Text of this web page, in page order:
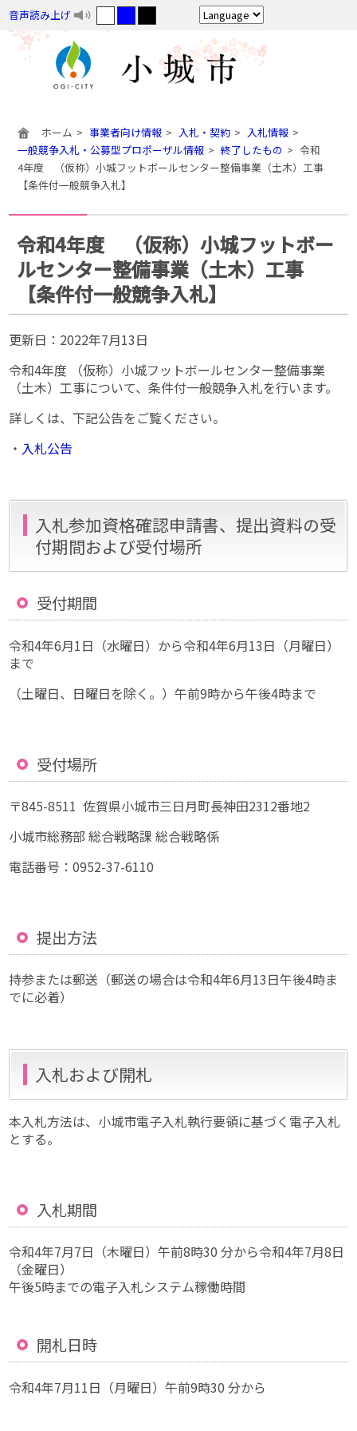
音声読み上げ
ホーム 事業者向け情報 入札・契約
入札情報
一般競争入札・公募型プロポーザル情報
終了したもの
令和
4年度 （仮称）小城フットボールセンター整備事業（土木）工事
【条件付一般競争入札】
令和4年度 （仮称）小城フットボー
ルセンター整備事業（土木）工事
【条件付一般競争入札】
更新日： 2022年7月13日
令和4年度 （仮称）小城フットボールセンター整備事業
（土木）工事について、条件付一般競争入札を行います。
詳しくは、下記公告をご覧ください。
・ 入札公告
入札参加資格確認申請書、提出資料の受
付期間および受付場所
受付期間
令和4年6月1日（水曜日）から令和4年6月13日（月曜日）
まで
（土曜日、日曜日を除く。）午前9時から午後4時まで
受付場所
〒845-8511 佐賀県小城市三日月町長神田2312番地2
小城市総務部 総合戦略課 総合戦略係
電話番号：0952-37-6110
提出方法
持参または郵送（郵送の場合は令和4年6月13日午後4時ま
でに必着）
入札および開札
本入札方法は、小城市電子入札執行要領に基づく電子入札
とする。
入札期間
令和4年7月7日（木曜日）午前8時30 分から令和4年7月8日
（金曜日）
午後5時までの電子入札システム稼働時間
開札日時
令和4年7月11日（月曜日）午前9時30 分から